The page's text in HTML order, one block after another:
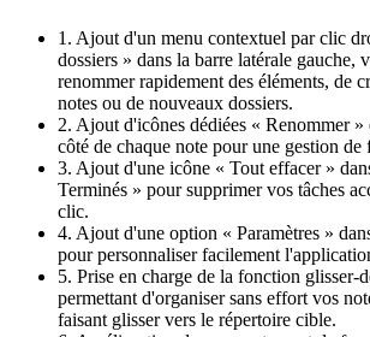
1. Ajout d'un menu contextuel par clic
dossiers » dans la barre latérale gauche,
renommer rapidement des éléments, de
notes ou de nouveaux dossiers.
2. Ajout d'icônes dédiées « Renommer »
côté de chaque note pour une gestion
3. Ajout d'une icône « Tout effacer »
Terminés » pour supprimer vos tâches
clic.
4. Ajout d'une option « Paramètres »
pour personnaliser facilement
5. Prise en charge de la fonction glisser-
permettant d'organiser sans effort vos
faisant glisser vers le répertoire cible.